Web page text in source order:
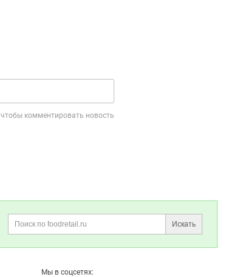
, чтобы комментировать новость
Искать
Мы в соцсетях: